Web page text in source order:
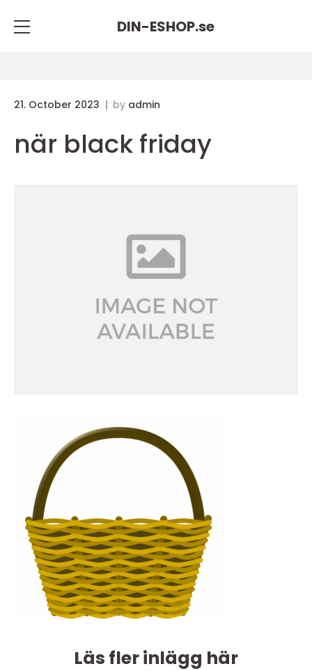
DIN-ESHOP.se
21. October 2023 by admin
när black friday
Läs fler inlägg här